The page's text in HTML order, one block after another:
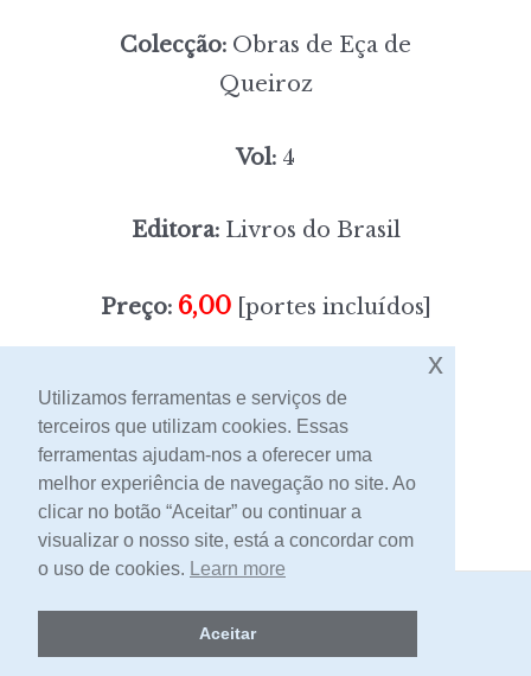
Colecção: Obras de Eça de
Queiroz
Vol: 4
Editora:Livros do Brasil
Preço: 6,00[portes incluídos]
Sem stock
Contacto
2026 -Livraria Egrégora
Utilizamos ferramentas e serviços de
terceiros que utilizam cookies. Essas
ferramentas ajudam-nos a oferecer uma
melhor experiência de navegação no site. Ao
clicar no botão “Aceitar” ou continuar a
visualizar o nosso site, está a concordar com
o uso de cookies. Learn more
Aceitar
x